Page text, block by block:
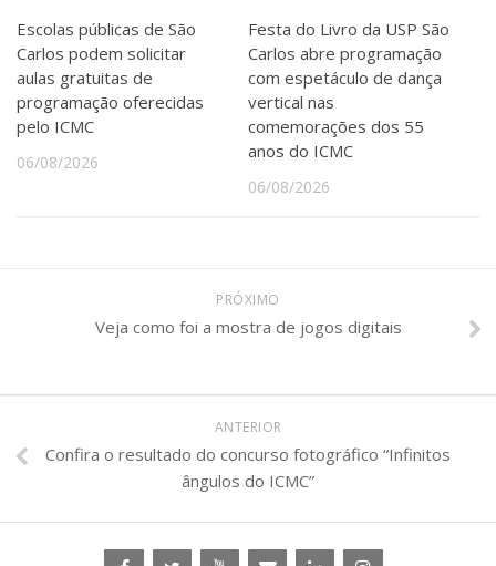
Escolas públicas de São
Carlos podem solicitar
aulas gratuitas de
programação oferecidas
pelo ICMC
06/08/2026
Festa do Livro da USP São
Carlos abre programação
com espetáculo de dança
vertical nas
comemorações dos 55
anos do ICMC
06/08/2026
PRÓXIMO
Veja como foi a mostra de jogos digitais
ANTERIOR
Confira o resultado do concurso fotográfico “Infinitos
ângulos do ICMC”